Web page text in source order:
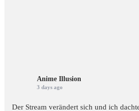
Anime Illusion
3 days ago
Der Stream verändert sich und ich